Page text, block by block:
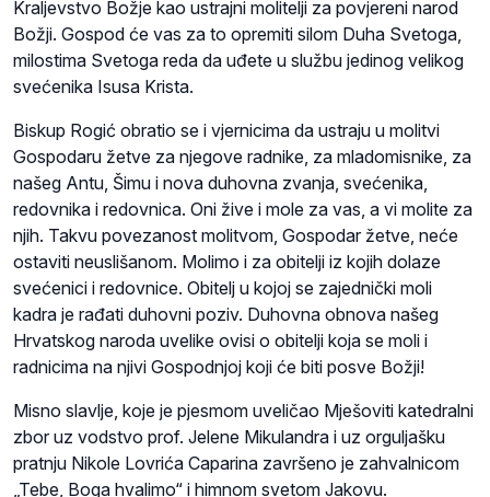
Kraljevstvo Božje kao ustrajni molitelji za povjereni narod
Božji. Gospod će vas za to opremiti silom Duha Svetoga,
milostima Svetoga reda da uđete u službu jedinog velikog
svećenika Isusa Krista.
Biskup Rogić obratio se i vjernicima da ustraju u molitvi
Gospodaru žetve za njegove radnike, za mladomisnike, za
našeg Antu, Šimu i nova duhovna zvanja, svećenika,
redovnika i redovnica. Oni žive i mole za vas, a vi molite za
njih. Takvu povezanost molitvom, Gospodar žetve, neće
ostaviti neuslišanom. Molimo i za obitelji iz kojih dolaze
svećenici i redovnice. Obitelj u kojoj se zajednički moli
kadra je rađati duhovni poziv. Duhovna obnova našeg
Hrvatskog naroda uvelike ovisi o obitelji koja se moli i
radnicima na njivi Gospodnjoj koji će biti posve Božji!
Misno slavlje, koje je pjesmom uveličao Mješoviti katedralni
zbor uz vodstvo prof. Jelene Mikulandra i uz orguljašku
pratnju Nikole Lovrića Caparina završeno je zahvalnicom
„Tebe, Boga hvalimo“ i himnom svetom Jakovu.